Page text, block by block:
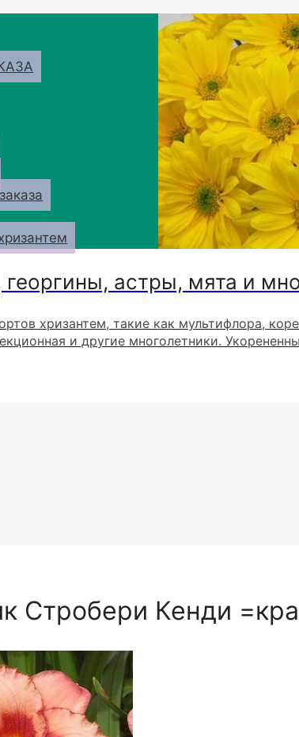
астры, мята и
хризантем, такие как мультифлора,
и другие многолетники.
Стробери Кенди